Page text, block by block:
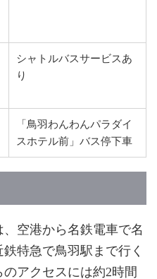
シャトルバスサービスあ
り
「鳥羽わんわんパラダイ
スホテル前」バス停下車
空港から名鉄電車で名
特急で鳥羽駅まで行く
アクセスには約2時間